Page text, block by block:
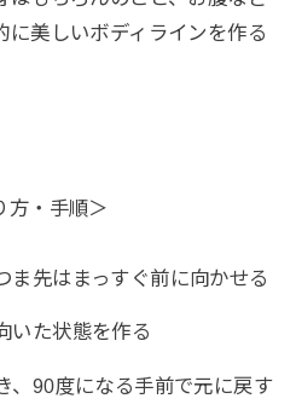
に美しいボディラインを作る
方・手順＞
ま先はまっすぐ前に向かせる
いた状態を作る
、90度になる手前で元に戻す